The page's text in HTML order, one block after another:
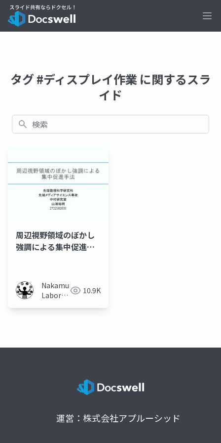
タグ #ディスプレイ作業 に関するスラ
イド
検索
周辺視野領域のぼかし
強調による集中促進手
Nakamura
Laboratory 10.9K
運営：株式会社アプルーシッド